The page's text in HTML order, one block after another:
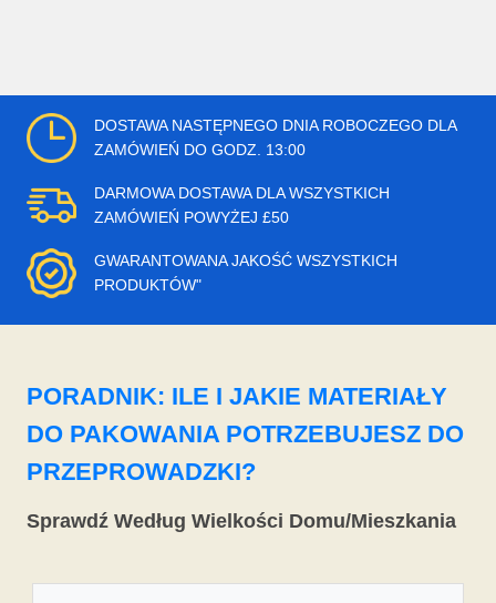
DOSTAWA NASTĘPNEGO DNIA ROBOCZEGO DLA
ZAMÓWIEŃ DO GODZ. 13:00
DARMOWA DOSTAWA DLA WSZYSTKICH
ZAMÓWIEŃ POWYŻEJ £50
GWARANTOWANA JAKOŚĆ WSZYSTKICH
PRODUKTÓW"
PORADNIK: ILE I JAKIE MATERIAŁY
DO PAKOWANIA POTRZEBUJESZ DO
PRZEPROWADZKI?
Sprawdź Według Wielkości Domu/Mieszkania